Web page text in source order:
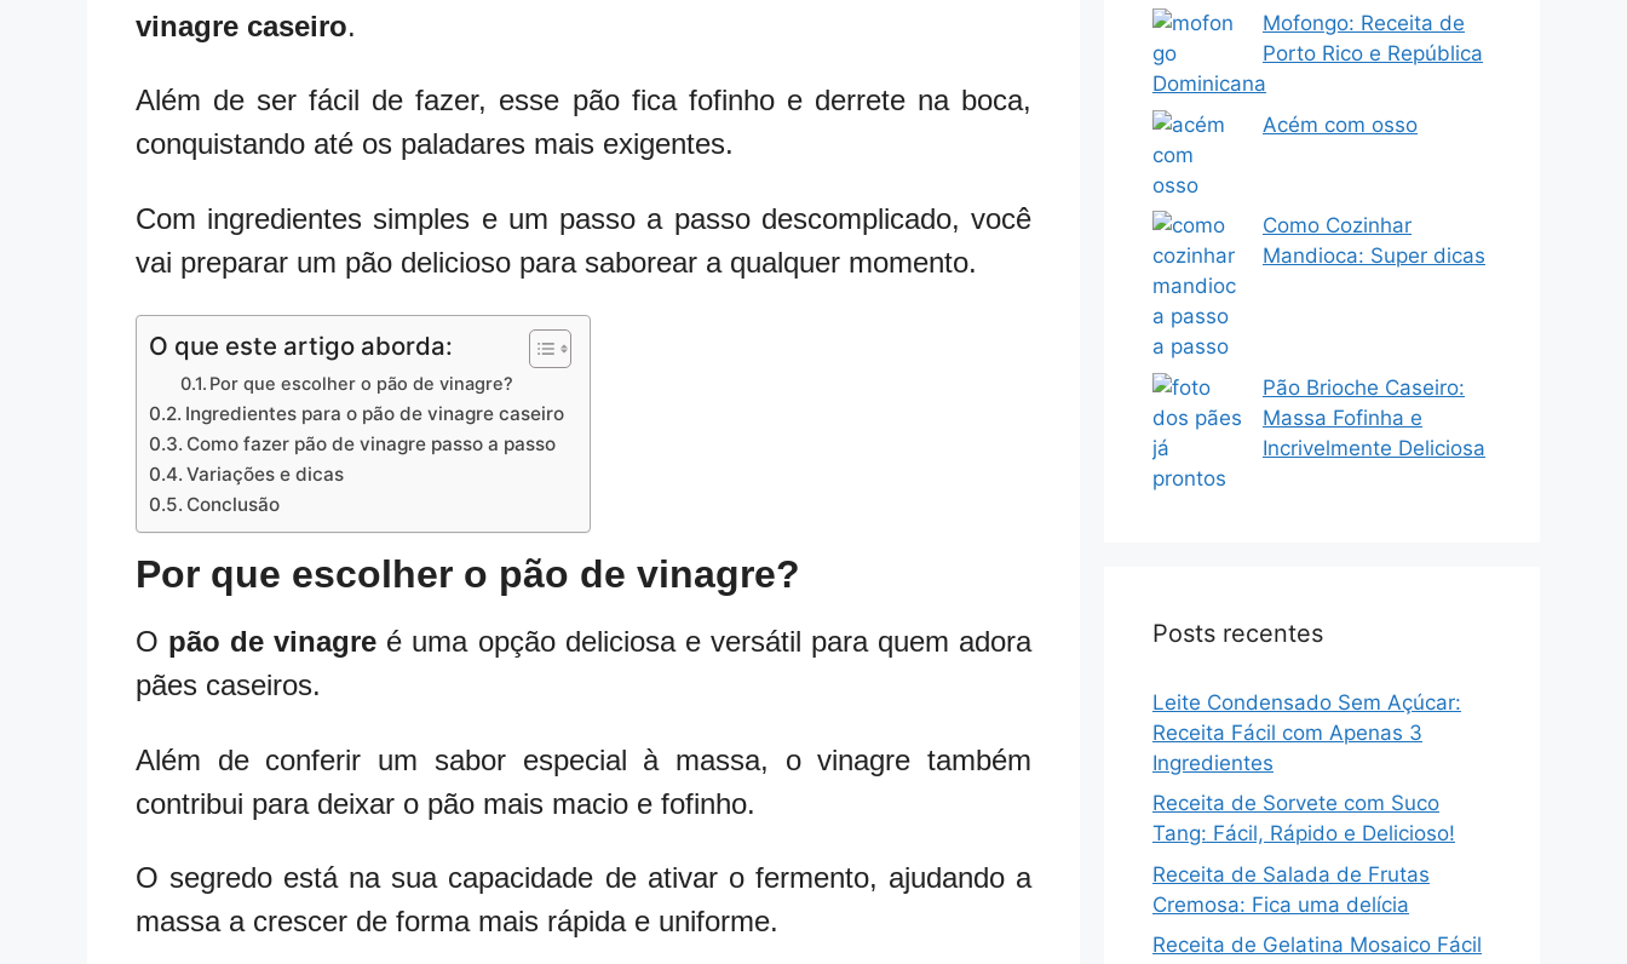
vinagre caseiro.
Além de ser fácil de fazer, esse pão fica fofinho e derrete na boca,
conquistando até os paladares mais exigentes.
Com ingredientes simples e um passo a passo descomplicado, você
vai preparar um pão delicioso para saborear a qualquer momento.
O que este artigo aborda:
Por que escolher o pão de vinagre?
Ingredientes para o pão de vinagre caseiro
Como fazer pão de vinagre passo a passo
Variações e dicas
Conclusão
Por que escolher o pão de vinagre?
O pão de vinagre é uma opção deliciosa e versátil para quem adora
pães caseiros.
Além de conferir um sabor especial à massa, o vinagre também
contribui para deixar o pão mais macio e fofinho.
O segredo está na sua capacidade de ativar o fermento, ajudando a
massa a crescer de forma mais rápida e uniforme.
Mofongo: Receita de
Porto Rico e República
Dominicana
Acém com osso
Como Cozinhar
Mandioca: Super dicas
Pão Brioche Caseiro:
Massa Fofinha e
Incrivelmente Deliciosa
Posts recentes
Leite Condensado Sem Açúcar:
Receita Fácil com Apenas 3
Ingredientes
Receita de Sorvete com Suco
Tang: Fácil, Rápido e Delicioso!
Receita de Salada de Frutas
Cremosa: Fica uma delícia
Receita de Gelatina Mosaico Fácil